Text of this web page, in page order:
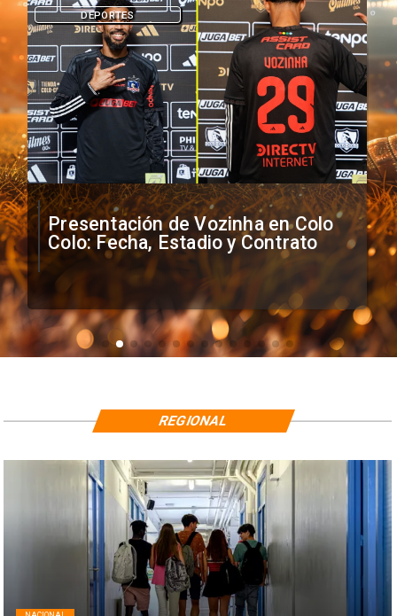
Presentación de Vozinha en Colo
Colo: Fecha, Estadio y Contrato
DEPORTES
REGIONAL